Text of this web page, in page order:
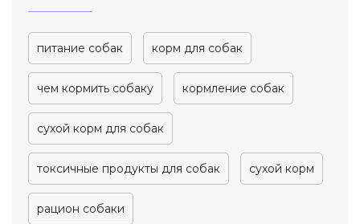
питание собак корм для собак
чем кормить собаку кормление собак
сухой корм для собак
токсичные продукты для собак сухой корм
рацион собаки